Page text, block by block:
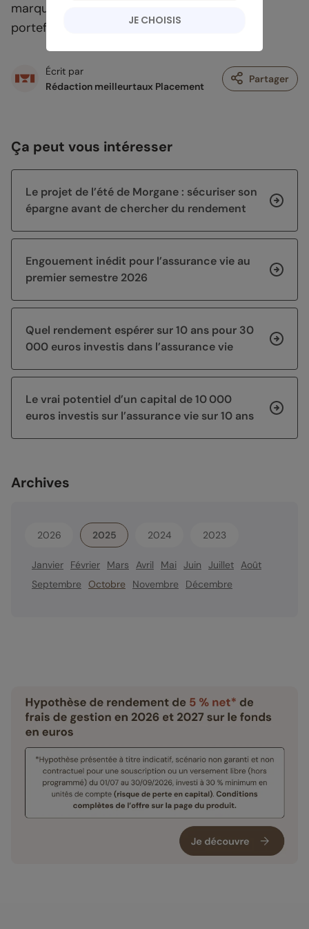
marqué sur les épargnants disposant de
portefeuilles importants.
Écrit par
Rédaction meilleurtaux Placement
Partager
Ça peut vous intéresser
Le projet de l’été de Morgane : sécuriser son
épargne avant de chercher du rendement
Engouement inédit pour l’assurance vie au
premier semestre 2026
Quel rendement espérer sur 10 ans pour 30
000 euros investis dans l’assurance vie
Le vrai potentiel d’un capital de 10 000
euros investis sur l’assurance vie sur 10 ans
Archives
2026 2025 2024 2023
Janvier Février Mars Avril Mai Juin Juillet Août
Septembre
Octobre Novembre Décembre
JE CHOISIS